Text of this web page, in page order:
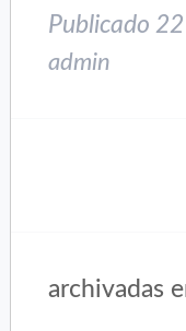
Publicado
admin
archivadas